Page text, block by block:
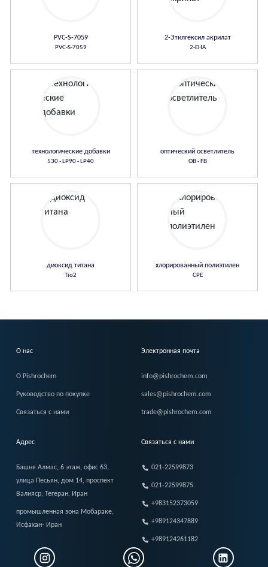
PVC-S-7059
PVC-S-7059
2-Этилгексил акрилат
2-EHA
технологические добавки
530 - LP90 - LP40
оптический осветлитель
OB - FB
диоксид титана
Tio2
хлорированный полиэтилен
CPE
О нас
О Pishrochem
Руководство по покупке
Связаться с нами
Электронная почта
info@pishrochem.com
sales@pishrochem.com
trade@pishrochem.com
Адрес
Башня Алмас, 6 этаж, офис 63,
улица Песьян, дом 14, проспект
Валияср, Тегеран, Иран
промышленная зона Мобараке,
Исфахан- Иран
Связаться с нами
021-22599873
021-22599875
+983152373059
+989124347889
+989124261182